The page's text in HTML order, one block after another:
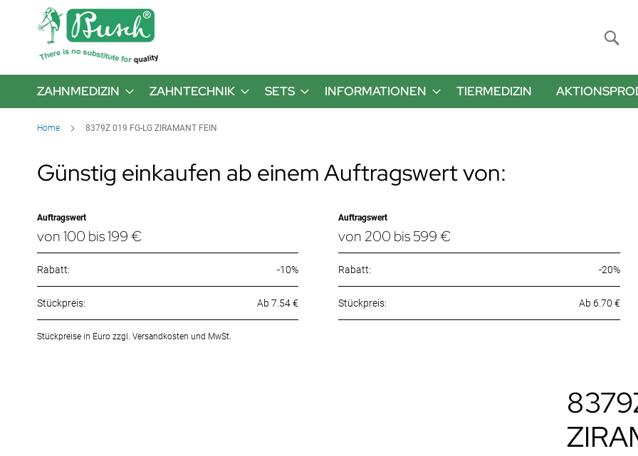
ZAHNMEDIZIN ZAHNTECHNIK SETS INFORMATIONEN TIERMEDIZIN
Home 8379Z 019 FG-LG ZIRAMANT FEIN
Günstig einkaufen ab einem Auftragswert von:
Auftragswert
von 100 bis 199 €
Auftragswert
von 200 bis 599 €
Rabatt: -10% Rabatt: -20%
Ab 7.54 € Ab 6.70 €
Stückpreise in Euro zzgl. Versandkosten und MwSt.